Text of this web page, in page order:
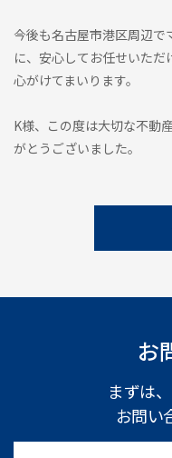
今後も名古屋市港区周辺
に、安心してお任せいた
心がけてまいります。
K様、この度は大切な不動
がとうございました。
お
まずは
お問い